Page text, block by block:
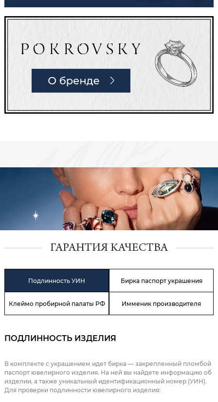
ГАРАНТИЯ КАЧЕСТВА
Подлинность УИН Бирка паспорт украшения
Клеймо пробирной палаты РФ Имменик производителя
ПОДЛИННОСТЬ ИЗДЕЛИЯ
В комплекте с украшением идет бирка — закрепленный пломбой
паспорт ювелирного изделия. На ней вы найдете информацию об
изделии, а также уникальный идентификационный номер (УИН).
Для проверки подлинности ювелирного изделия: